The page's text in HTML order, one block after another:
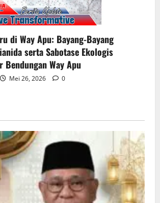
di Way Apu: Bayang-Bayang
serta Sabotase Ekologis
Bendungan Way Apu
Mei 26, 2026 0